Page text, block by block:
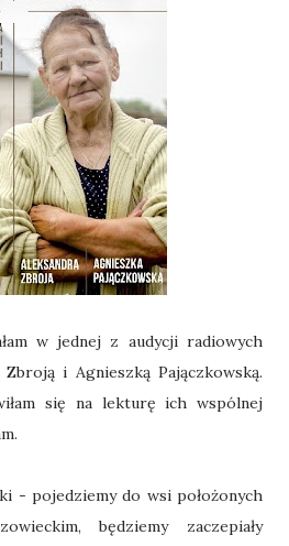
w jednej z audycji radiowych
i Agnieszką Pajączkowską.
się na lekturę ich wspólnej
- pojedziemy do wsi położonych
będziemy zaczepiały